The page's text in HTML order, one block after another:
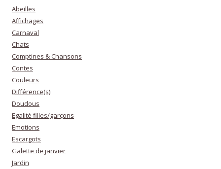
Abeilles
Affichages
Carnaval
Chats
Comptines & Chansons
Contes
Couleurs
Différence(s)
Doudous
Egalité filles/garçons
Emotions
Escargots
Galette de janvier
Jardin